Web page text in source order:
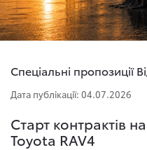
Спеціальні пропозиції
Дата публікації: 04.07.2026
Старт контрактів
Toyota RAV4